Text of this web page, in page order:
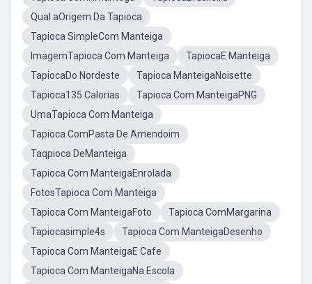
Qual aOrigem Da Tapioca
Tapioca SimpleCom Manteiga
ImagemTapioca Com Manteiga
TapiocaE Manteiga
TapiocaDo Nordeste
Tapioca ManteigaNoisette
Tapioca135 Calorias
Tapioca Com ManteigaPNG
UmaTapioca Com Manteiga
Tapioca ComPasta De Amendoim
Taqpioca DeManteiga
Tapioca Com ManteigaEnrolada
FotosTapioca Com Manteiga
Tapioca Com ManteigaFoto
Tapioca ComMargarina
Tapiocasimple4s
Tapioca Com ManteigaDesenho
Tapioca Com ManteigaE Cafe
Tapioca Com ManteigaNa Escola